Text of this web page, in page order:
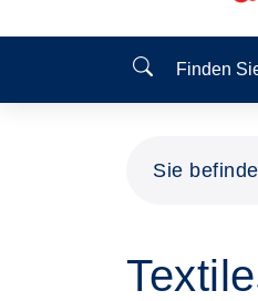
Finden Sie
Sie